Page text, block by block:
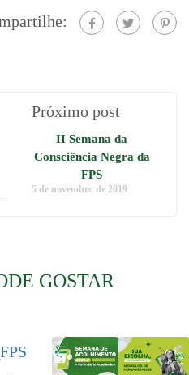
Próximo post
II Semana da
Consciência Negra da
FPS
5 de novembro de 2019
GOSTAR